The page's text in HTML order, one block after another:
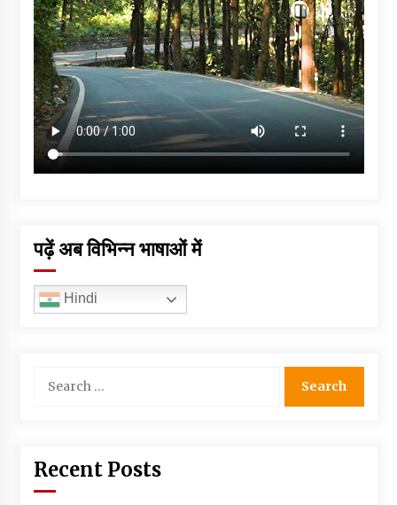
पढ़ें अब विभिन्न भाषाओं में
Hindi
for:
Recent Posts